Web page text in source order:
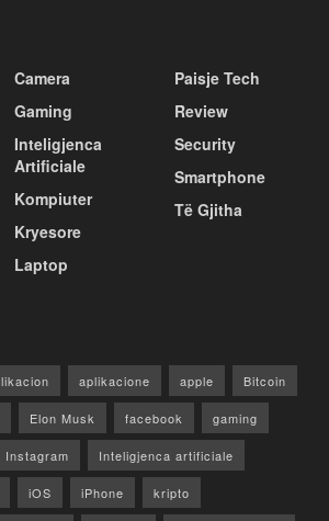
Camera
Gaming
Inteligjenca
Artificiale
Kompiuter
Kryesore
Laptop
Paisje Tech
Review
Security
Smartphone
Të Gjitha
aplikacione apple Bitcoin
Elon Musk facebook gaming
Instagram Inteligjenca artificiale
iOS iPhone kripto